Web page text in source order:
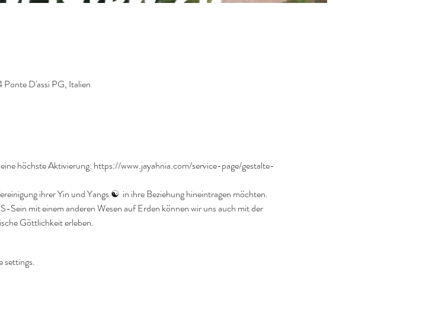
D'assi PG, Italien
höchste Aktivierung: https://www.jayahnia.com/service-page/gestalte-
ihrer Yin und Yangs ☯️  in ihre Beziehung hineintragen möchten.
mit einem anderen Wesen auf Erden können wir uns auch mit der
Göttlichkeit erleben.
settings.